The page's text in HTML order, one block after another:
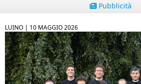
Pubblicità
LUINO | 10 MAGGIO 2026